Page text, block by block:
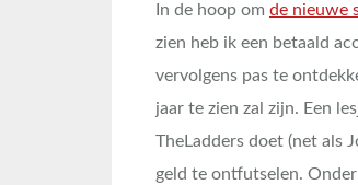
In de hoop om de nieuwe
zien heb ik een betaald
vervolgens pas te
jaar te zien zal zijn. Een
TheLadders doet (net als
geld te ontfutselen.